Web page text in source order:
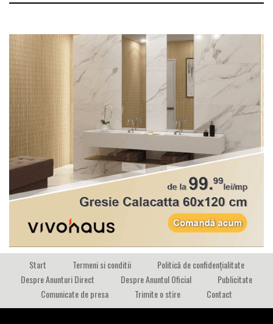
Start Termeni si conditii
Politică de confidențialitate
Despre Anunturi Direct
Despre Anuntul Oficial
Publicitate
Comunicate de presa
Trimite o stire Contact